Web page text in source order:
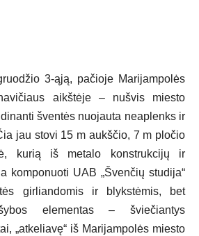
3-ąją, pačioje Marijampolės
aikštėje – nušvis miesto
šventės nuojauta neaplenks ir
jau stovi 15 m aukščio, 7 m pločio
kurią iš metalo konstrukcijų ir
komponuoti UAB „Švenčių studija“
girliandomis ir blykstėmis, bet
elementas – šviečiantys
„atkeliavę“ iš Marijampolės miesto